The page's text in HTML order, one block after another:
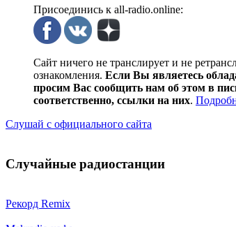
Присоединись к all-radio.online:
Сайт ничего не транслирует и не
ознакомления. Если Вы являетесь
просим Вас сообщить нам об этом в
соответственно, ссылки на них.
Слушай с официального сайта
Случайные радиостанции
Рекорд Remix